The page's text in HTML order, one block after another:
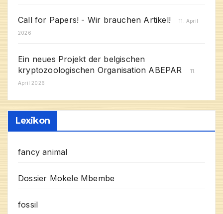
Call for Papers! - Wir brauchen Artikel!
11. April
2026
Ein neues Projekt der belgischen
kryptozoologischen Organisation ABEPAR
11.
April 2026
Lexikon
fancy animal
Dossier Mokele Mbembe
fossil